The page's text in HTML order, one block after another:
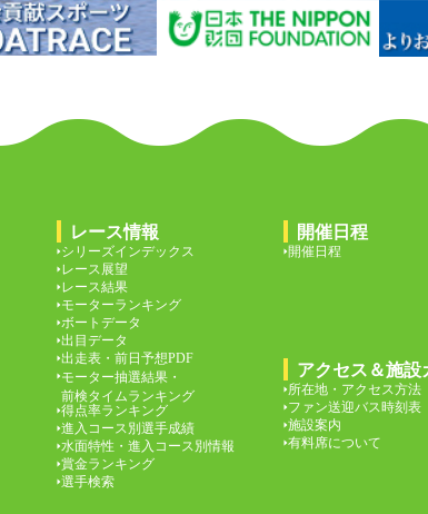
レース情報
シリーズインデックス
レース展望
レース結果
モーターランキング
ボートデータ
出目データ
出走表・前日予想PDF
モーター抽選結果・
前検タイムランキング
得点率ランキング
進入コース別選手成績
水面特性・進入コース別情報
賞金ランキング
選手検索
開催日程
開催日程
アクセス＆施設
所在地・アクセス方法
ファン送迎バス時刻表
施設案内
有料席について